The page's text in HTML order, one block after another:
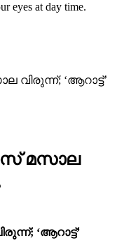
eyes at day time.
‘ആറാട്ട്’
മസാല
‘ആറാട്ട്’